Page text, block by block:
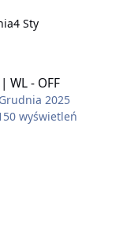
4 Sty
WL - OFF
2025
wyświetleń